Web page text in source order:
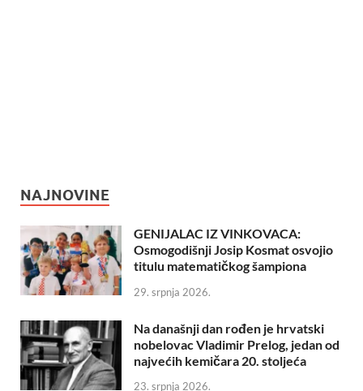
NAJNOVINE
GENIJALAC IZ VINKOVACA:
Osmogodišnji Josip Kosmat osvojio
titulu matematičkog šampiona
29. srpnja 2026.
Na današnji dan rođen je hrvatski
nobelovac Vladimir Prelog, jedan od
najvećih kemičara 20. stoljeća
23. srpnja 2026.